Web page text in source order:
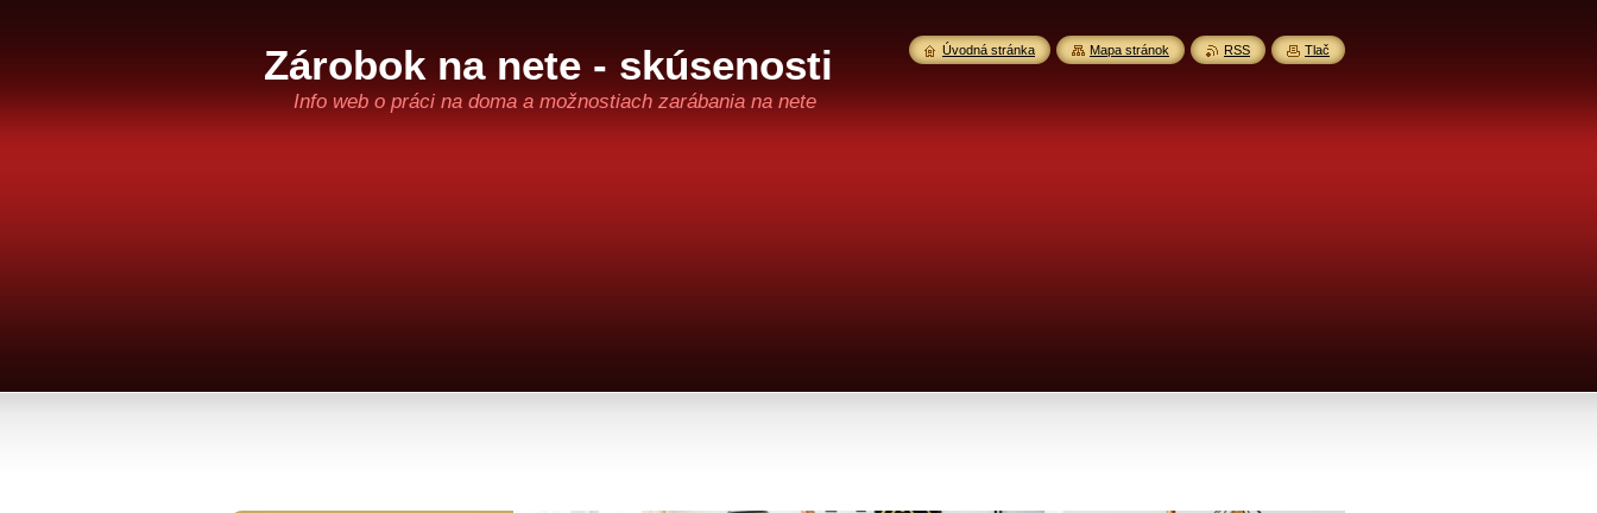
Zárobok na nete - skúsenosti
Info web o práci na doma a možnostiach zarábania na nete
Úvodná stránka Mapa stránok RSS Tlač